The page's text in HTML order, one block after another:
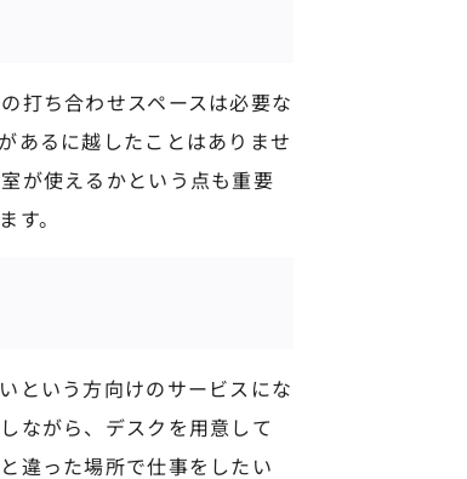
打ち合わせスペースは必要な
あるに越したことはありませ
が使えるかという点も重要
。
という方向けのサービスにな
ながら、デスクを用意して
違った場所で仕事をしたい